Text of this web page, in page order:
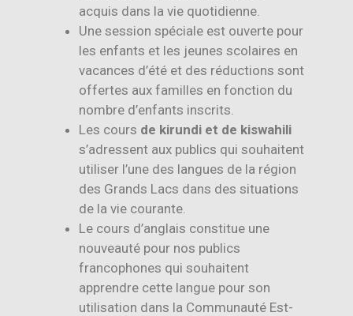
acquis dans la vie quotidienne.
Une session spéciale est ouverte pour
les enfants et les jeunes scolaires en
vacances d’été et des réductions sont
offertes aux familles en fonction du
nombre d’enfants inscrits.
Les cours de kirundi et de kiswahili
s’adressent aux publics qui souhaitent
utiliser l’une des langues de la région
des Grands Lacs dans des situations
de la vie courante.
Le cours d’anglais constitue une
nouveauté pour nos publics
francophones qui souhaitent
apprendre cette langue pour son
utilisation dans la Communauté Est-